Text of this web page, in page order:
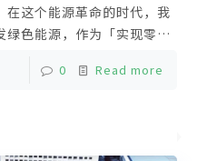
这个能源革命的时代，我
色能源，作为「实现零碳
直支撑着全球各地光伏电
绿意！
0 Read more